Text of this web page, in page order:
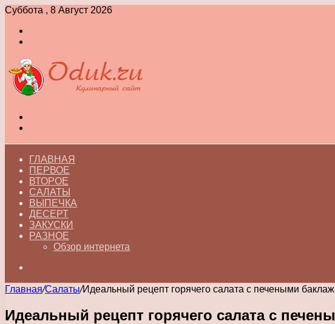
Суббота , 8 Август 2026
ГЛАВНАЯ
ПЕРВОЕ
ВТОРОЕ
САЛАТЫ
ВЫПЕЧКА
ДЕСЕРТ
ЗАКУСКИ
РАЗНОЕ
Обзор интернета
Главная/Салаты/Идеальный рецепт горячего салата с печеными
Идеальный рецепт горячего салата с